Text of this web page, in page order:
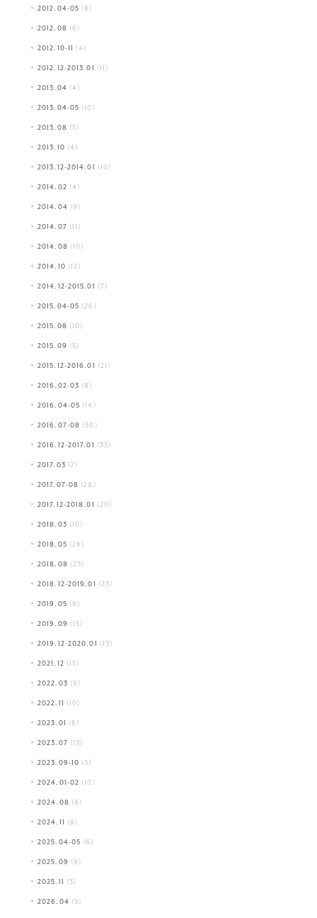
2012.04-05 (8)
2012.08 (6)
2012.10-11 (4)
2012.12-2013.01 (11)
2013.04 (4)
2013.04-05 (10)
2013.08 (5)
2013.10 (4)
2013.12-2014.01 (10)
2014.02 (4)
2014.04 (9)
2014.07 (11)
2014.08 (10)
2014.10 (12)
2014.12-2015.01 (7)
2015.04-05 (26)
2015.08 (10)
2015.09 (5)
2015.12-2016.01 (21)
2016.02-03 (8)
2016.04-05 (14)
2016.07-08 (30)
2016.12-2017.01 (33)
2017.03 (7)
2017.07-08 (28)
2017.12-2018.01 (20)
2018.03 (10)
2018.05 (26)
2018.08 (25)
2018.12-2019.01 (23)
2019.05 (9)
2019.09 (15)
2019.12-2020.01 (13)
2021.12 (15)
2022.03 (9)
2022.11 (10)
2023.01 (6)
2023.07 (13)
2023.09-10 (3)
2024.01-02 (10)
2024.08 (8)
2024.11 (8)
2025.04-05 (6)
2025.09 (9)
2025.11 (3)
2026.04 (5)